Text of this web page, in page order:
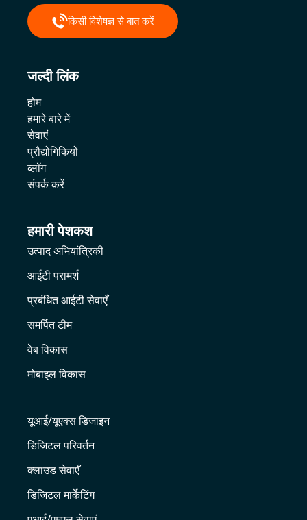
किसी विशेषज्ञ से बात करें
जल्दी लिंक
होम
हमारे बारे में
सेवाएं
प्रौद्योगिकियों
ब्लॉग
संपर्क करें
हमारी पेशकश
उत्पाद अभियांत्रिकी
आईटी परामर्श
प्रबंधित आईटी सेवाएँ
समर्पित टीम
वेब विकास
मोबाइल विकास
यूआई/यूएक्स डिजाइन
डिजिटल परिवर्तन
क्लाउड सेवाएँ
डिजिटल मार्केटिंग